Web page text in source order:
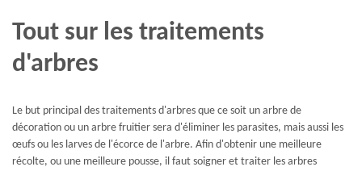
Tout sur les traitements
d'arbres
Le but principal des traitements d'arbres que ce soit un arbre de
décoration ou un arbre fruitier sera d'éliminer les parasites, mais aussi les
œufs ou les larves de l'écorce de l'arbre. Afin d'obtenir une meilleure
récolte, ou une meilleure pousse, il faut soigner et traiter les arbres